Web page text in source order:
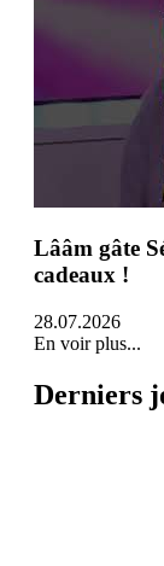
Lââm gâte
cadeaux !
28.07.2026
En voir plus...
Derniers